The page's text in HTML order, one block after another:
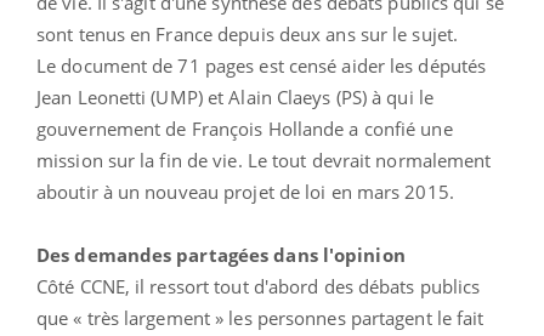
sont tenus en France depuis deux ans sur le sujet.
Le document de 71 pages est censé aider les députés
Jean Leonetti (UMP) et Alain Claeys (PS) à qui le
gouvernement de François Hollande a confié une
mission sur la fin de vie. Le tout devrait normalement
aboutir à un nouveau projet de loi en mars 2015.
Des demandes partagées dans l'opinion
Côté CCNE, il ressort tout d'abord des débats publics
que « très largement » les personnes partagent le fait